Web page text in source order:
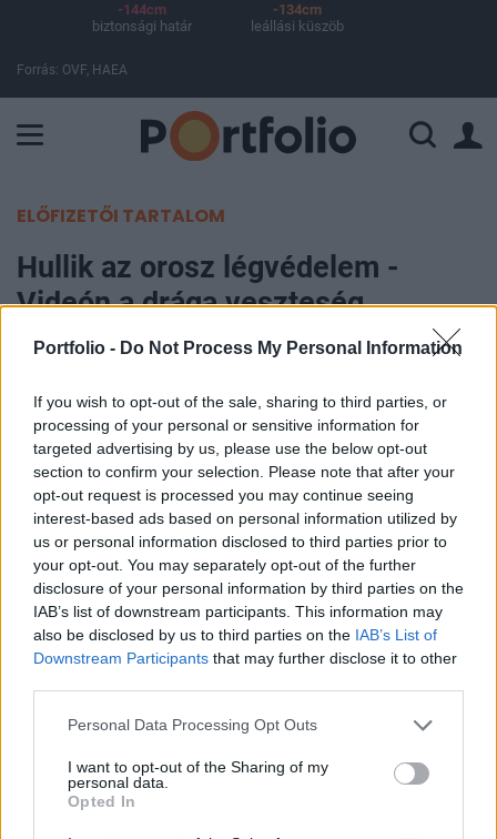
Portfolio - Do Not Process My Personal Information
If you wish to opt-out of the sale, sharing to third parties, or
processing of your personal or sensitive information for
targeted advertising by us, please use the below opt-out
section to confirm your selection. Please note that after your
opt-out request is processed you may continue seeing
interest-based ads based on personal information utilized by
us or personal information disclosed to third parties prior to
your opt-out. You may separately opt-out of the further
disclosure of your personal information by third parties on the
IAB’s list of downstream participants. This information may
also be disclosed by us to third parties on the IAB’s List of
Downstream Participants that may further disclose it to other
Personal Data Processing Opt Outs
I want to opt-out of the Sharing of my
personal data.
Opted In
-144cm
biztonsági határ
-134cm
leállási küszöb
Forrás: OVF, HAEA
ELŐFIZETŐI TARTALOM
Hullik az orosz légvédelem -
Videón a drága veszteség
Portfolio
Az orosz-ukrán háború egy szempontból egészen
biztosan átírta a modern hadviselés szabályait:
tömegesen terjedtek el a filléres, gyakran civil
"játékszerekből" átalakított FPV drónok, amelyek
jóval drágább haditechnikát is képesek
megsemmisíteni. Most úgy néz ki, hogy az
oroszok egyik legnépszerűbb légvédelmi
rendszere volt az áldozat.
Az X-en keringő, ukrán védelmi minisztérium által közzétett
felvételen az látható, amint az apró drónok megtámadnak
45 millió dollár értékű fegyvert. Time to say
goodbye!Another russian Buk-M3 air defense system worth